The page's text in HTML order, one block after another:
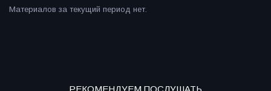
Материалов за текущий период нет.